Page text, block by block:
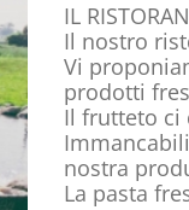
IL
Il nostro
Vi
prodotti
Il frutteto ci
nostra
La pasta